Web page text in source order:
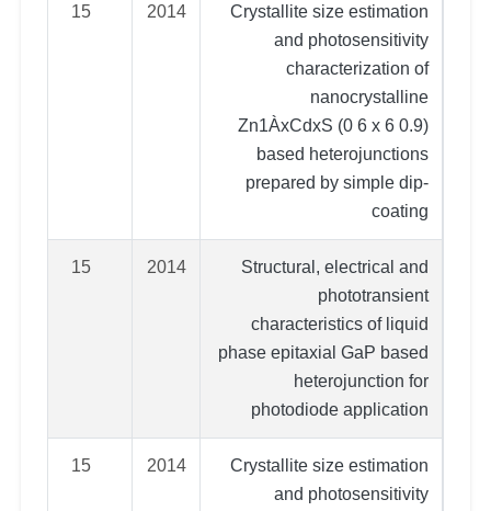
Crystallite size estimation
and photosensitivity
characterization of
nanocrystalline
Zn1ÀxCdxS (0 6 x 6 0.9)
based heterojunctions
prepared by simple dip-
coating
2014
15
Structural, electrical and
phototransient
characteristics of liquid
phase epitaxial GaP based
heterojunction for
photodiode application
2014
15
Crystallite size estimation
and photosensitivity
2014
15